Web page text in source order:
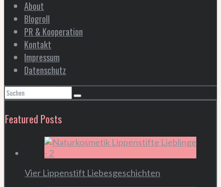
About
Blogroll
PR & Kooperation
Kontakt
Impressum
Datenschutz
Featured Posts
Vier Lippenstift Liebesgeschichten